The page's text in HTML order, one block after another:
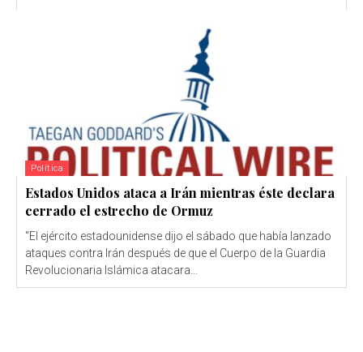
Política
Estados Unidos ataca a Irán mientras éste declara
cerrado el estrecho de Ormuz
"El ejército estadounidense dijo el sábado que había lanzado
ataques contra Irán después de que el Cuerpo de la Guardia
Revolucionaria Islámica atacara...